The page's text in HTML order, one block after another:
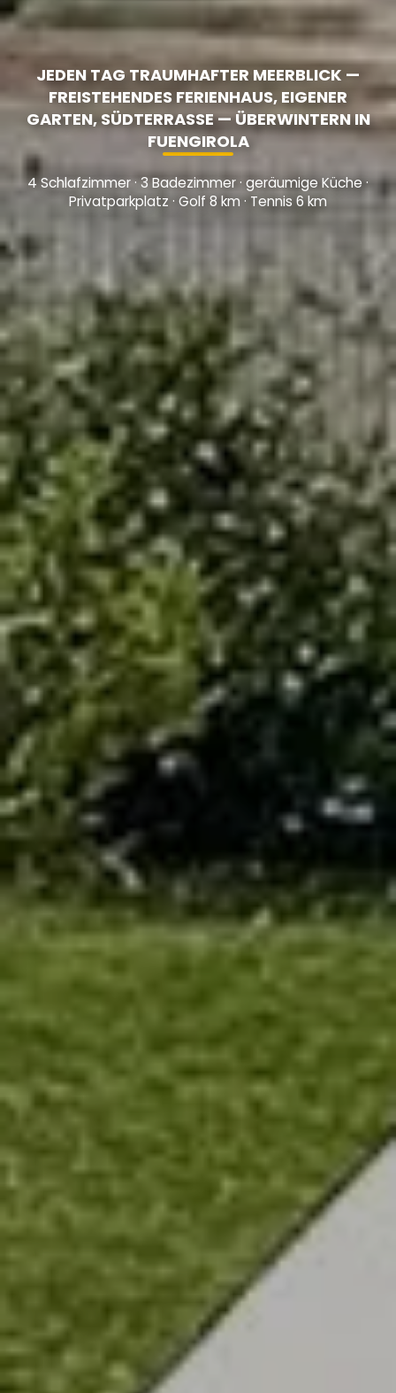
JEDEN TAG TRAUMHAFTER MEERBLICK —
FREISTEHENDES FERIENHAUS, EIGENER
GARTEN, SÜDTERRASSE — ÜBERWINTERN IN
FUENGIROLA
4 Schlafzimmer · 3 Badezimmer · geräumige Küche ·
Privatparkplatz · Golf 8 km · Tennis 6 km